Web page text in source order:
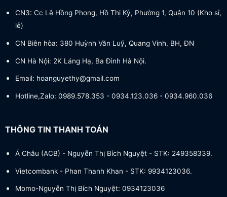
CN3: Cc Lê Hồng Phong, Hồ Thị Kỷ, Phường 1, Quận 10 (Kho sỉ,
lẻ)
CN Biên hòa: 380 Huỳnh Văn Luỹ, Quang Vinh, BH, ĐN
CN Hà Nội: 2K Láng Hạ, Ba Đình Hà Nội.
Email: hoanguyethy@gmail.com
Hotline,Zalo: 0989.578.353 - 0934.123.036 - 0934.960.036
THÔNG TIN THANH TOÁN
Á Châu (ACB) - Nguyễn Thị Bích Nguyệt - STK: 249358339.
Vietcombank - Phan Thanh Khan - STK: 9934123036.
Momo-Nguyễn Thị Bích Nguyệt: 0934123036